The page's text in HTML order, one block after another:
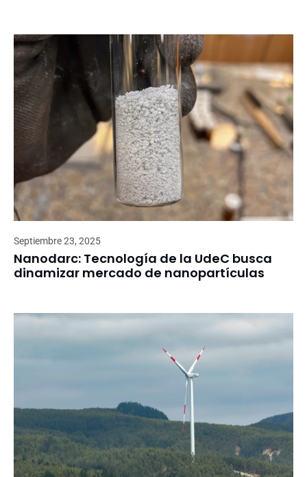
Septiembre 23, 2025
Nanodarc: Tecnología de la UdeC busca
dinamizar mercado de nanopartículas